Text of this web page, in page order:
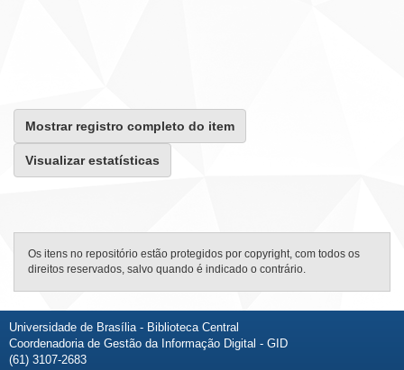
Mostrar registro completo do item
Visualizar estatísticas
Os itens no repositório estão protegidos por copyright, com todos os
direitos reservados, salvo quando é indicado o contrário.
Universidade de Brasília - Biblioteca Central
Coordenadoria de Gestão da Informação Digital - GID
(61) 3107-2683